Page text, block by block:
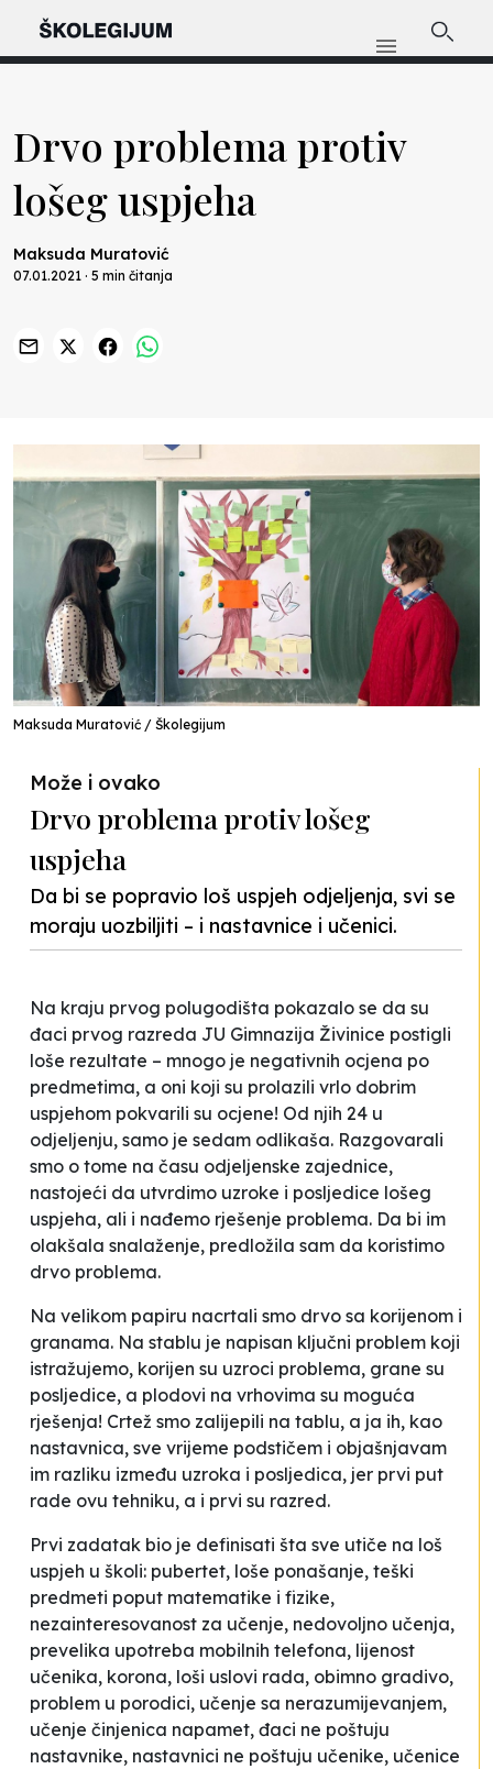
Drvo problema protiv
lošeg uspjeha
Maksuda Muratović
07.01.2021 · 5 min čitanja
Maksuda Muratović / Školegijum
Može i ovako
Drvo problema protiv lošeg
uspjeha
Da bi se popravio loš uspjeh odjeljenja, svi se
moraju uozbiljiti – i nastavnice i učenici.
Na kraju prvog polugodišta pokazalo se da su
đaci prvog razreda JU Gimnazija Živinice postigli
loše rezultate – mnogo je negativnih ocjena po
predmetima, a oni koji su prolazili vrlo dobrim
uspjehom pokvarili su ocjene! Od njih 24 u
odjeljenju, samo je sedam odlikaša. Razgovarali
smo o tome na času odjeljenske zajednice,
nastojeći da utvrdimo uzroke i posljedice lošeg
uspjeha, ali i nađemo rješenje problema. Da bi im
olakšala snalaženje, predložila sam da koristimo
drvo problema.
Na velikom papiru nacrtali smo drvo sa korijenom i
granama. Na stablu je napisan ključni problem koji
istražujemo, korijen su uzroci problema, grane su
posljedice, a plodovi na vrhovima su moguća
rješenja! Crtež smo zalijepili na tablu, a ja ih, kao
nastavnica, sve vrijeme podstičem i objašnjavam
im razliku između uzroka i posljedica, jer prvi put
rade ovu tehniku, a i prvi su razred.
Prvi zadatak bio je definisati šta sve utiče na loš
uspjeh u školi: pubertet, loše ponašanje, teški
predmeti poput matematike i fizike,
nezainteresovanost za učenje, nedovoljno učenja,
prevelika upotreba mobilnih telefona, lijenost
učenika, korona, loši uslovi rada, obimno gradivo,
problem u porodici, učenje sa nerazumijevanjem,
učenje činjenica napamet, đaci ne poštuju
nastavnike, nastavnici ne poštuju učenike, učenice